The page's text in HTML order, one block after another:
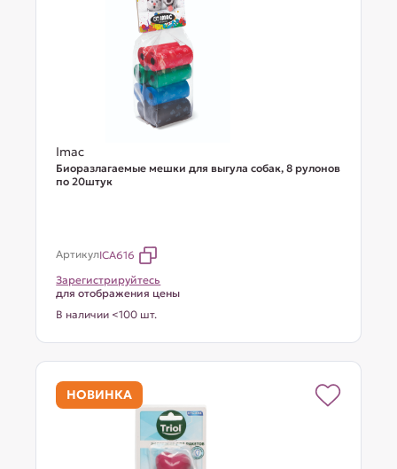
Imac
Биоразлагаемые мешки для выгула собак, 8 рулонов
по 20штук
АртикулICA616
Зарегистрируйтесь
для отображения цены
В наличии <100 шт.
НОВИНКА